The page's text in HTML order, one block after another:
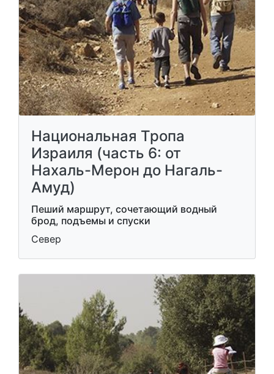
Национальная Тропа
Израиля (часть 6: от
Нахаль-Мерон до Нагаль-
Амуд)
Пеший маршрут, сочетающий водный
брод, подъемы и спуски
Север